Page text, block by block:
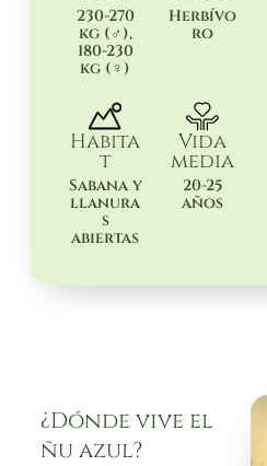
230-270
kg (♂),
180-230
kg (♀)
Herbívo
ro
Habita
t
Sabana y
llanura
s
abiertas
Vida
media
20-25
años
¿Dónde vive el
ñu azul?